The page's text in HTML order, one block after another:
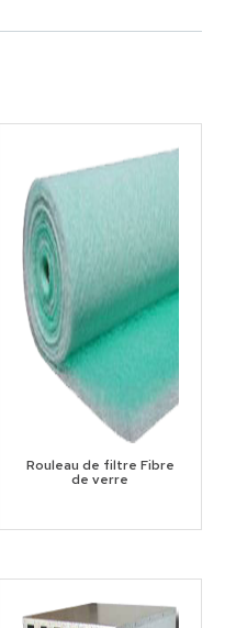
Rouleau de filtre Fibre
de verre